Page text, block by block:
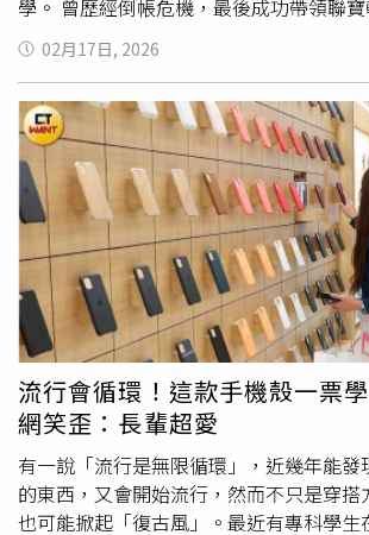
學助理教授Minmo Gahng表示：「可能
構，使馬斯克在引入公共資本的同時，
制權，即使公開上市會帶來大幅稀釋。
斯拉、神經科技和腦機接口公司「
施和隧道建設公司「無聊公司」（The
Company）。對此，分析師也指出，馬
時管理多家市值超過1兆美元的公司，可
心。與新上市公司相關的投資研究和指數
「IPOX」副總裁Kat Liu表示：「投資人
多家重要企業的能力感到擔憂是可以理
時具有爭議性的公共形象。然而，
有差異化優勢。該業務在營運上已成熟，
維持技術領先，更重要的是已實現盈利，
的基本面支撐。」
光。這個主題常出現在更年期後女性的經
自己能夠更清楚地界定對他人需求的界
注於自身需求。無論經歷更年期是輕鬆
許多女性最終都變得更加自信，更不容易
得活力和無畏的態度。在這個階段，有些
逐漸消退，比如年輕時的種種壓力、對
注，或是想穿迷你短褲的衝動。同時，
重新發現自己，並察覺到更多的機會與
分來自於更年期的生理變化，另一部分
多年的生活洗禮，許多更年期後的女性
活技能，使她們更有信心應對未來的挑戰
經歷了自己的一系列挑戰、失落、疾病和
己是誰、想要什麼、重視什麼。她們發現
大，也更有能力，不再沉溺於過去的錯誤
新調整 情緒韌性提升值得注意的是，許
也提到，悲傷和憤怒等情緒已不像過去那
悅、驚奇和感恩的能力則常常有所提升。
有神經學的原因。更年期大腦的重新調
制的再升級。這項新研究為更年期帶來了
學。 曾歷經倒帳危機，最後成功帶領聯
譚明珠，於2025年6月完成台大／復旦
12月1日至6日，她安排前往西班牙巴塞
里，隨即前往賽哥維亞，她站在橫跨
橋之下，內心充滿敬畏。那是一座沒有
世紀仍屹立不搖的工程，讓她體悟到，
來不是追求短期效率，而是建立在結構
基礎之上。 隔日參訪馬德里王宮，恰逢
齊的步伐、精準的節奏與莊嚴的音樂，
也深刻體會到制度的力量，「制度不是束
以長久運作的底層邏輯。無論是國家或企
秩序與角色分工，所有的創新終將流於短
珠分享，上方大型城堡建築為托雷多著名
下方則是托雷多古城區的密集石屋與屋頂
珠提供）夜宿托雷多，這座被稱為「三文
在夜色中顯得格外沉靜。基督教、伊斯蘭
長期共存、衝突又融合。譚明珠認為，
並非單一價值的勝利，而是如何在差異中
02月17日, 2026
流行會循環！這款手機殼一票
網笑歪：長輩超愛
有一說「流行是無限循環」，近幾年能發
的東西，又會開始流行，然而不只是穿
也可能掀起「復古風」。最近有專科學生